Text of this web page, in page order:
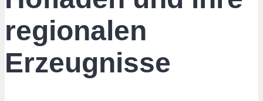
regionalen
Erzeugnisse